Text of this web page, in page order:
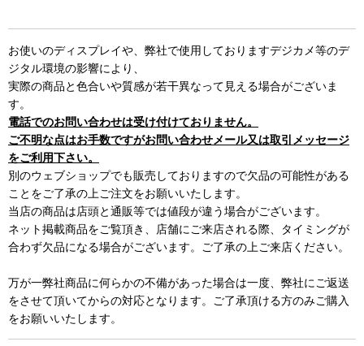
お使いのディスプレイや、弊社で使用しておりますデジカメ等のデ
ジタル環境の影響により、
実際の商品と色合いや質感が若干異なって見える場合がございま
す。
電話でのお問い合わせは受け付けておりません。
ご不明な点はお手数ですがお問い合わせメール又は取引メッセージ
をご利用下さい。
別のウェブショップでも販売しておりますので欠品の可能性がある
ことをご了承の上ご注文をお願いいたします。
当店の商品は店頭と通販等では値段が違う場合がございます。
ネット掲載商品をご覧頂き、店舗にご来店される際、タイミングが
合わず欠品になる場合がございます。ご了承の上ご来店ください。
万が一弊社商品に何らかの不備があった場合は一度、弊社にご返送
をさせて頂いてからの対応となります。ご了承頂ける方のみご購入
をお願いいたします。